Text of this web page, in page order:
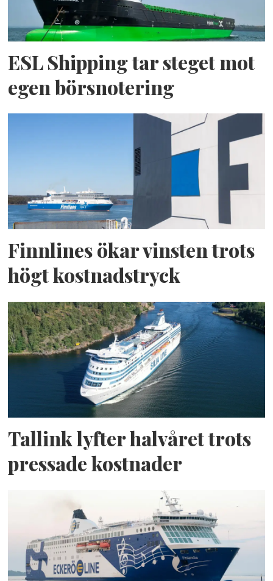
ESL Shipping tar steget mot
egen börsnotering
Finnlines ökar vinsten trots
högt kostnadstryck
Tallink lyfter halvåret trots
pressade kostnader